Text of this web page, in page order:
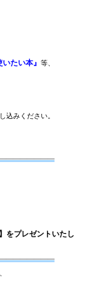
たい本』 等、
込みください。
をプレゼントいたし